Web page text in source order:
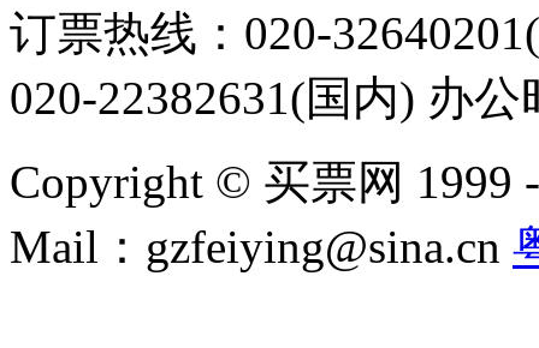
订票热线：020-
020-22382631(国内) 办
Copyright © 买票网 1999
Mail：gzfeiying@sina.cn